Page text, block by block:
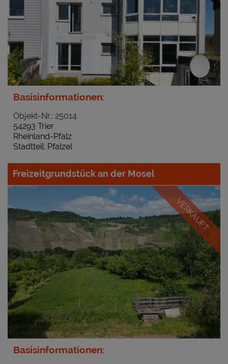
Basisinformationen:
Objekt-Nr.: 25014
54293 Trier
Rheinland-Pfalz
Stadtteil: Pfalzel
Freizeitgrundstück an der Mosel
VERKAUFT
Basisinformationen: